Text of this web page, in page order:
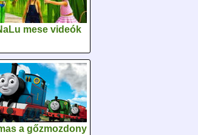
mese videók
a gőzmozdony